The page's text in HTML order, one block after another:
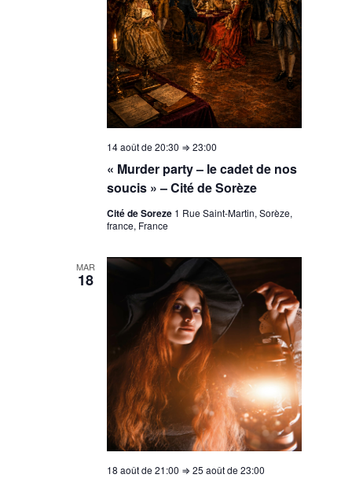
« Murder party – le cadet de nos
soucis » – Cité de Sorèze
14 août de 20:30 ⇒23:00
Cité de Soreze 1 Rue Saint-Martin, Sorèze,
france, France
MAR
18
18 août de 21:00 ⇒25 août de 23:00